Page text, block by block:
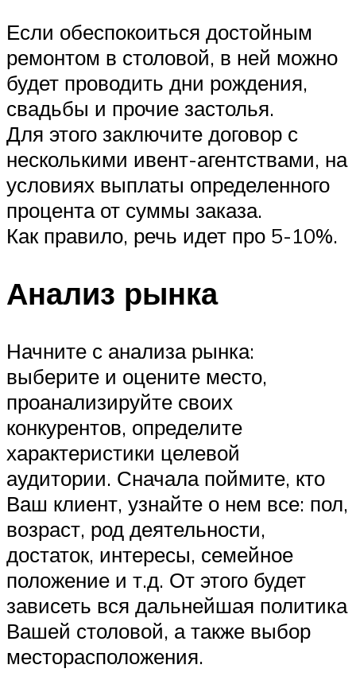
Если обеспокоиться достойным
ремонтом в столовой, в ней можно
будет проводить дни рождения,
свадьбы и прочие застолья.
Для этого заключите договор с
несколькими ивент-агентствами, на
условиях выплаты определенного
процента от суммы заказа.
Как правило, речь идет про 5-10%.
Анализ рынка
Начните с анализа рынка:
выберите и оцените место,
проанализируйте своих
конкурентов, определите
характеристики целевой
аудитории. Сначала поймите, кто
Ваш клиент, узнайте о нем все: пол,
возраст, род деятельности,
достаток, интересы, семейное
положение и т.д. От этого будет
зависеть вся дальнейшая политика
Вашей столовой, а также выбор
месторасположения.